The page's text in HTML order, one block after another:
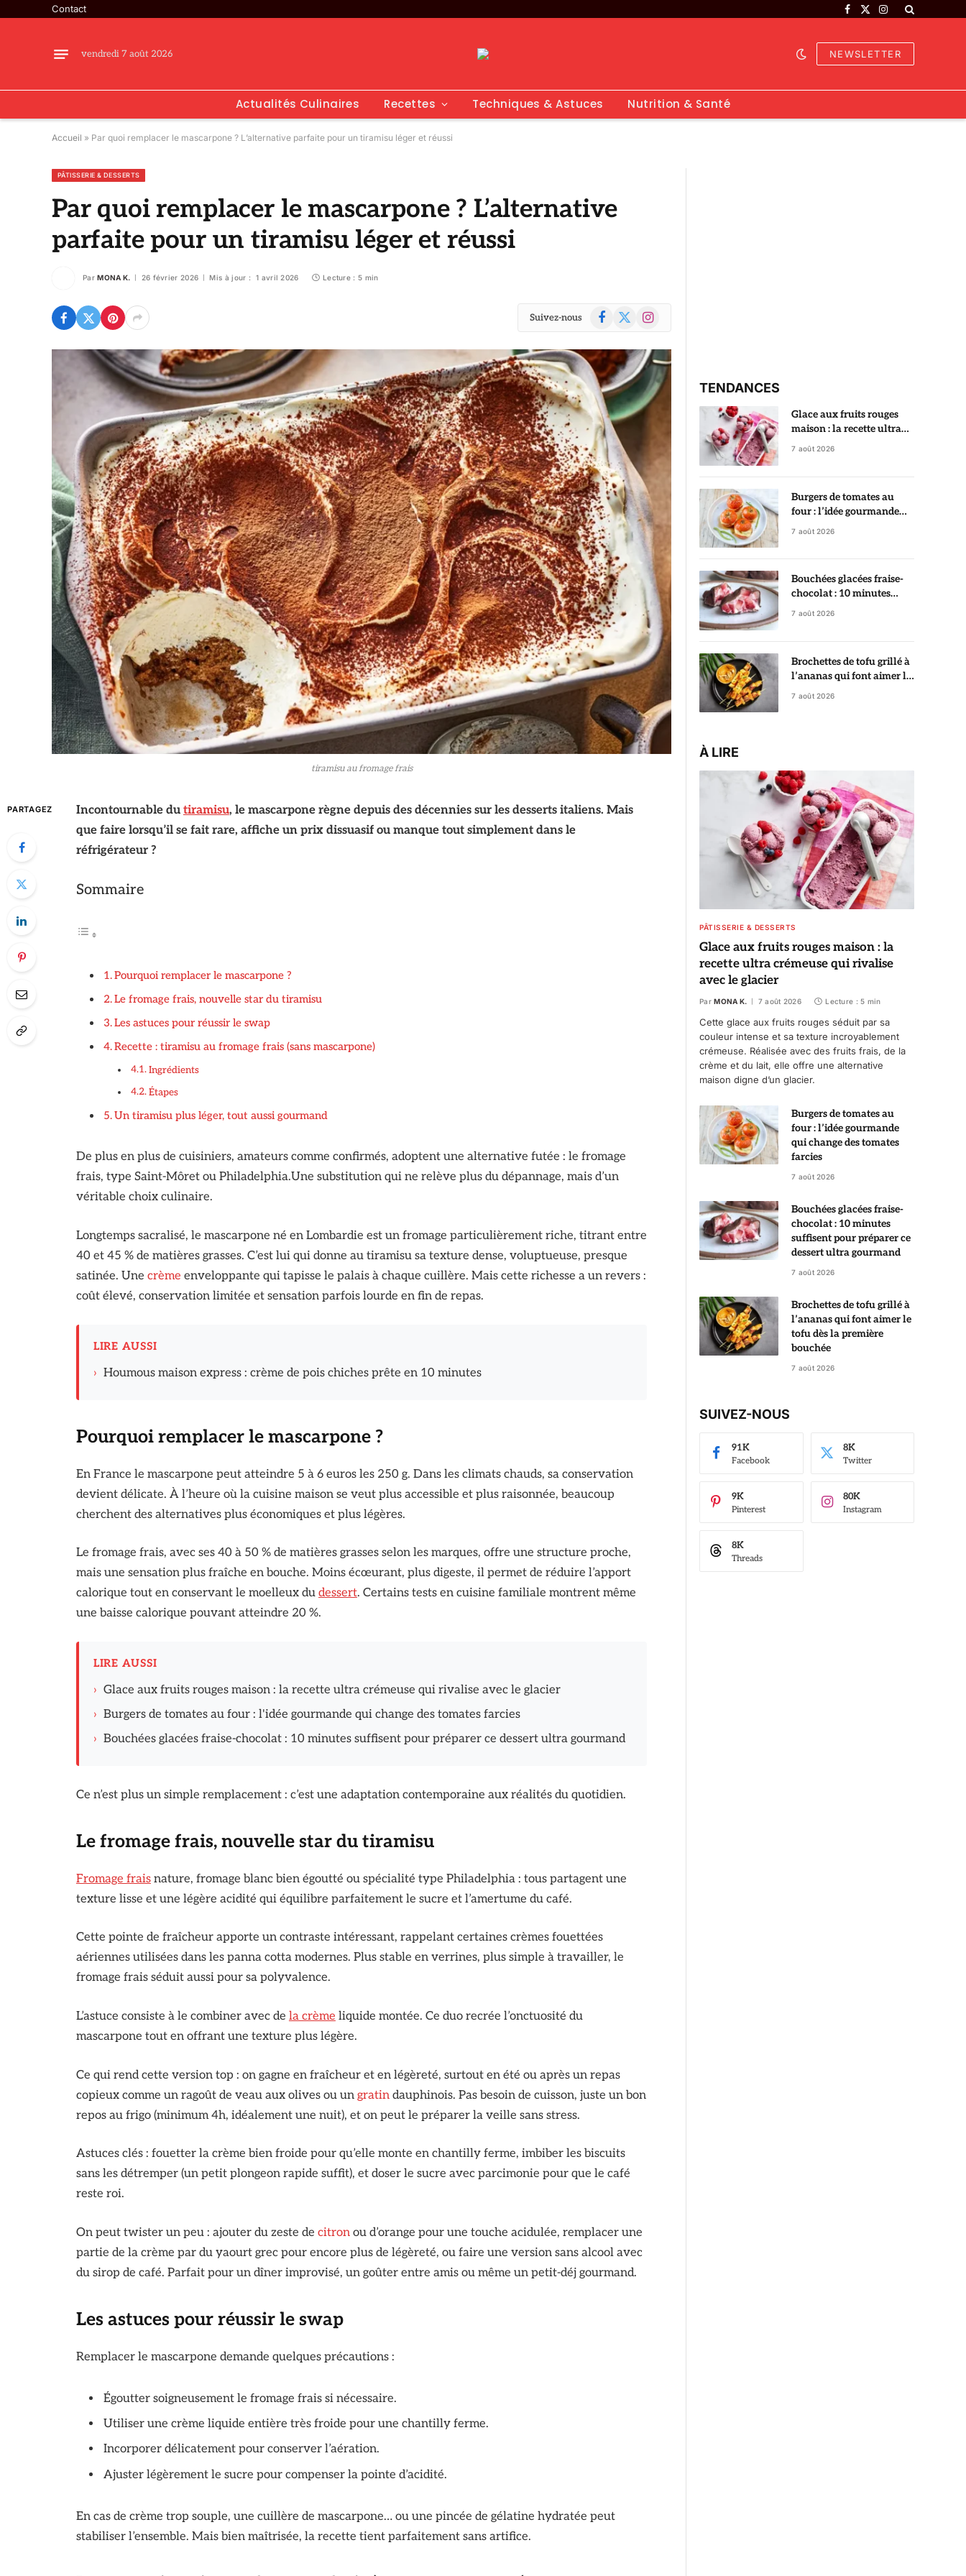
Contact
Facebook
X
Instagram
vendredi 7 août 2026 NEWSLETTER
Actualités Culinaires Recettes Techniques & Astuces Nutrition & Santé
Accueil » Par quoi remplacer le mascarpone ? L’alternative parfaite pour un tiramisu léger et réussi
PÂTISSERIE & DESSERTS
Par quoi remplacer le mascarpone ? L’alternative
parfaite pour un tiramisu léger et réussi
Par MONA K. 26 février 2026 Mis à jour : 1 avril 2026 Lecture : 5 min
Suivez-nous Facebook
X
Instagram
tiramisu au fromage frais
PARTAGEZ Incontournable du tiramisu, le mascarpone règne depuis des décennies sur les desserts italiens. Mais
que faire lorsqu’il se fait rare, affiche un prix dissuasif ou manque tout simplement dans le
réfrigérateur ?
Sommaire
Pourquoi remplacer le mascarpone ?
Le fromage frais, nouvelle star du tiramisu
Les astuces pour réussir le swap
Recette : tiramisu au fromage frais (sans mascarpone)
Ingrédients
Étapes
Un tiramisu plus léger, tout aussi gourmand
De plus en plus de cuisiniers, amateurs comme confirmés, adoptent une alternative futée : le fromage
frais, type Saint-Môret ou Philadelphia.Une substitution qui ne relève plus du dépannage, mais d’un
véritable choix culinaire.
Longtemps sacralisé, le mascarpone né en Lombardie est un fromage particulièrement riche, titrant entre
40 et 45 % de matières grasses. C’est lui qui donne au tiramisu sa texture dense, voluptueuse, presque
satinée. Une crème enveloppante qui tapisse le palais à chaque cuillère. Mais cette richesse a un revers :
coût élevé, conservation limitée et sensation parfois lourde en fin de repas.
LIRE AUSSI
› Houmous maison express : crème de pois chiches prête en 10 minutes
Pourquoi remplacer le mascarpone ?
En France le mascarpone peut atteindre 5 à 6 euros les 250 g. Dans les climats chauds, sa conservation
devient délicate. À l’heure où la cuisine maison se veut plus accessible et plus raisonnée, beaucoup
cherchent des alternatives plus économiques et plus légères.
Le fromage frais, avec ses 40 à 50 % de matières grasses selon les marques, offre une structure proche,
mais une sensation plus fraîche en bouche. Moins écœurant, plus digeste, il permet de réduire l’apport
calorique tout en conservant le moelleux du dessert. Certains tests en cuisine familiale montrent même
une baisse calorique pouvant atteindre 20 %.
LIRE AUSSI
› Glace aux fruits rouges maison : la recette ultra crémeuse qui rivalise avec le glacier
› Burgers de tomates au four : l'idée gourmande qui change des tomates farcies
› Bouchées glacées fraise-chocolat : 10 minutes suffisent pour préparer ce dessert ultra gourmand
Ce n’est plus un simple remplacement : c’est une adaptation contemporaine aux réalités du quotidien.
Le fromage frais, nouvelle star du tiramisu
Fromage fraisnature, fromage blanc bien égoutté ou spécialité type Philadelphia : tous partagent une
texture lisse et une légère acidité qui équilibre parfaitement le sucre et l’amertume du café.
Cette pointe de fraîcheur apporte un contraste intéressant, rappelant certaines crèmes fouettées
aériennes utilisées dans les panna cotta modernes. Plus stable en verrines, plus simple à travailler, le
fromage frais séduit aussi pour sa polyvalence.
L’astuce consiste à le combiner avec de la crème liquide montée. Ce duo recrée l’onctuosité du
mascarpone tout en offrant une texture plus légère.
Ce qui rend cette version top : on gagne en fraîcheur et en légèreté, surtout en été ou après un repas
copieux comme un ragoût de veau aux olives ou un gratindauphinois. Pas besoin de cuisson, juste un bon
repos au frigo (minimum 4h, idéalement une nuit), et on peut le préparer la veille sans stress.
Astuces clés : fouetter la crème bien froide pour qu’elle monte en chantilly ferme, imbiber les biscuits
sans les détremper (un petit plongeon rapide suffit), et doser le sucre avec parcimonie pour que le café
reste roi.
On peut twister un peu : ajouter du zeste de citronou d’orange pour une touche acidulée, remplacer une
partie de la crème par du yaourt grec pour encore plus de légèreté, ou faire une version sans alcool avec
du sirop de café. Parfait pour un dîner improvisé, un goûter entre amis ou même un petit-déj gourmand.
Les astuces pour réussir le swap
Remplacer le mascarpone demande quelques précautions :
Égoutter soigneusement le fromage frais si nécessaire.
Utiliser une crème liquide entière très froide pour une chantilly ferme.
Incorporer délicatement pour conserver l’aération.
Ajuster légèrement le sucre pour compenser la pointe d’acidité.
En cas de crème trop souple, une cuillère de mascarpone… ou une pincée de gélatine hydratée peut
stabiliser l’ensemble. Mais bien maîtrisée, la recette tient parfaitement sans artifice.
TENDANCES
Glace aux fruits rouges
maison : la recette ultra
crémeuse qui rivalise avec
7 août 2026
Burgers de tomates au
four : l’idée gourmande
qui change des tomates
7 août 2026
Bouchées glacées fraise-
chocolat : 10 minutes
suffisent pour préparer ce
7 août 2026
Brochettes de tofu grillé à
l’ananas qui font aimer le
tofu dès la première
7 août 2026
À LIRE
PÂTISSERIE & DESSERTS
Glace aux fruits rouges maison : la
recette ultra crémeuse qui rivalise
avec le glacier
Par MONA K. 7 août 2026 Lecture : 5 min
Cette glace aux fruits rouges séduit par sa
couleur intense et sa texture incroyablement
crémeuse. Réalisée avec des fruits frais, de la
crème et du lait, elle offre une alternative
maison digne d’un glacier.
Burgers de tomates au
four : l’idée gourmande
qui change des tomates
farcies
7 août 2026
Bouchées glacées fraise-
chocolat : 10 minutes
suffisent pour préparer ce
dessert ultra gourmand
7 août 2026
Brochettes de tofu grillé à
l’ananas qui font aimer le
tofu dès la première
bouchée
7 août 2026
SUIVEZ-NOUS
Facebook
91K
Twitter
8K
Pinterest
9K
Instagram
80K
Threads
8K